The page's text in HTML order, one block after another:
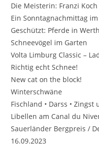
Die Meisterin: Franzi Koch
Ein Sonntagnachmittag
Geschützt: Pferde in
Schneevögel im Garten
Volta Limburg Classic –
Richtig echt Schnee!
New cat on the block!
Winterschwäne
Fischland • Darss •
Libellen am Canal du
Sauerländer Bergpreis /
16.09.2023